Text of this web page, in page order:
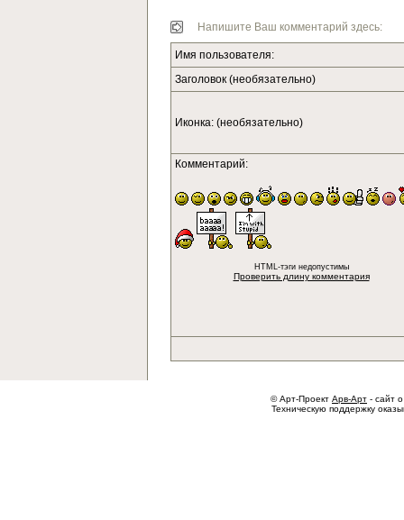
Напишите Ваш комментарий здесь:
Имя пользователя:
Заголовок (необязательно)
Иконка: (необязательно)
Комментарий:
HTML-тэги недопустимы
Проверить длину комментария
© Арт-Проект Арв-Арт - сайт
Техническую поддержку